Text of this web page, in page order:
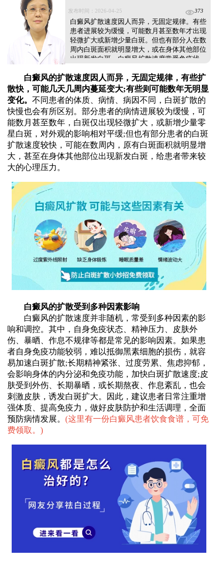
发布时间：2026-04-25 373
白癜风扩散速度因人而异，无固定规律。有些
患者进展较为缓慢，可能数月甚至数年才出现
轻微扩大或新增少量白斑。但也有部分人在数
周内白斑面积就明显增大，或在身体其他部位
出现新发白斑。白癜风扩散速度常受免疫状
素影响，精神紧张、过度劳累等会大幅加速扩
散，建议患者增强体质免疫，全面预防病情发
展。更重要的是，确诊为白癜风积极到医院，
寻求医生帮助，进行科学对症治疗，一人一
方，控制病情。...
白癜风的扩散速度因人而异，无固定规律，有些扩
散快，可能几天几周内蔓延变大;有些则可能数年无明显
变化。 不同患者的体质、病情、病因不同，白斑扩散的
快慢也会有所区别。部分患者的病情进展较为缓慢，可
能数月甚至数年，白斑仅出现轻微扩大，或新增少量零
星白斑，对外观的影响相对平缓;但也有部分患者的白斑
扩散速度较快，可能在数周内，原有白斑面积就明显增
大，甚至在身体其他部位出现新发白斑，给患者带来较
大的心理压力。
白癜风的扩散受到多种因素影响
白癜风的扩散速度并非随机，常受到多种因素的影
响和调控。其中，自身免疫状态、精神压力、皮肤外
伤、暴晒、作息不规律等都是常见的影响因素。如果患
者自身免疫功能较弱，难以抵御黑素细胞的损伤，就容
易加速白斑扩散;长期精神紧张、过度劳累、焦虑抑郁，
会影响身体的内分泌和免疫功能，加快白斑扩散速度;皮
肤受到外伤、长期暴晒，或长期熬夜、作息紊乱，也会
刺激皮肤，诱发白斑扩大。因此，建议患者日常注重增
强体质、提高免疫力，做好皮肤防护和生活调理，全面
预防病情发展。 (这里有一份白癜风患者饮食食谱，可免
费领取。 )